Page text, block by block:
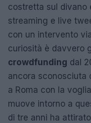
costretta sul divano
streaming e live
con un intervento
curiosità è davvero
crowdfunding dal
ancora sconosciuta
a Roma con la
muove intorno a
di tre anni ha